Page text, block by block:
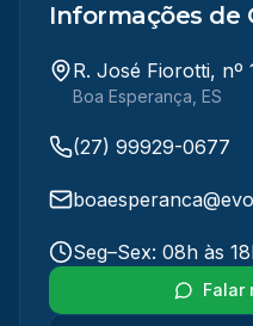
Informações de
R. José Fiorotti, nº
Boa Esperança ES
(27) 99929-0677
Seg–Sex: 08h às
Falar